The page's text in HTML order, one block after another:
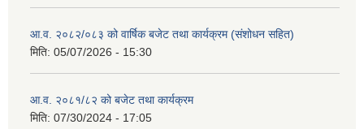
आ.व. २०८२/०८३ को वार्षिक बजेट तथा कार्यक्रम (संशोधन सहित)
मिति: 05/07/2026 - 15:30
आ.व. २०८१/८२ को बजेट तथा कार्यक्रम
मिति: 07/30/2024 - 17:05